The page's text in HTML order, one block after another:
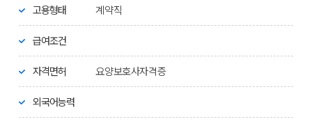
고용형태 계약직
급여조건
자격면허 요양보호사자격증
외국어능력